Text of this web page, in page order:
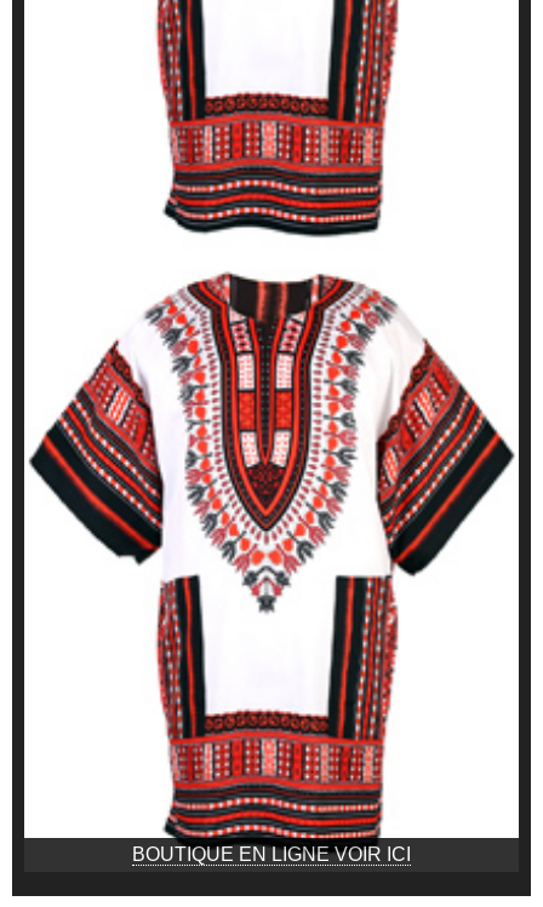
BOUTIQUE EN LIGNE VOIR ICI